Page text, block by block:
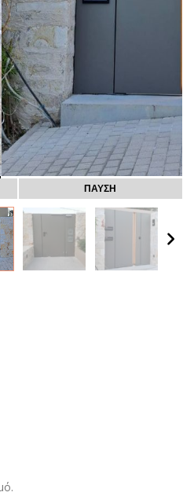
ΠΑΥΣΗ